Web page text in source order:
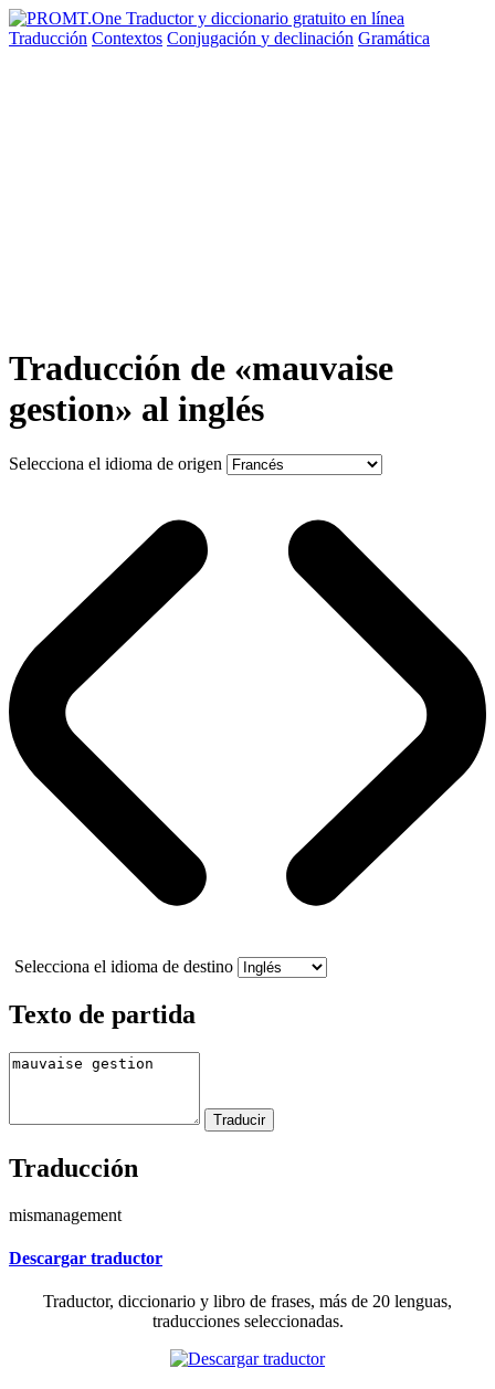
Traducción Contextos Conjugación y declinación Gramática
Traducción de «mauvaise
gestion» al inglés
Selecciona el idioma de origen
Selecciona el idioma de destino
Texto de partida
Traducción
mismanagement
Descargar traductor
Traductor, diccionario y libro de frases, más de 20 lenguas,
traducciones seleccionadas.